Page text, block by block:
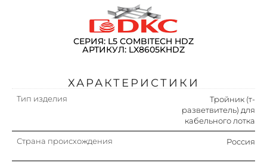
СЕРИЯ: L5 COMBITECH HDZ
АРТИКУЛ: LX8605KHDZ
ХАРАКТЕРИСТИКИ
Тип изделия
Тройник (т-
разветвитель) для
кабельного лотка
Страна происхождения Россия